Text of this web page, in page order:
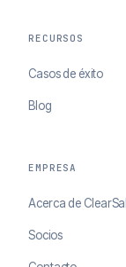
RECURSOS
Casos de éxito
Blog
EMPRESA
Acerca de
Socios